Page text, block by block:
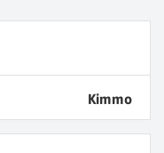
Kimmo